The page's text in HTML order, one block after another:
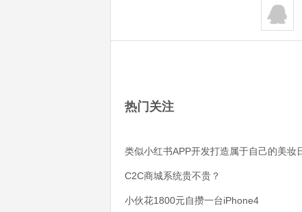
热门关注
类似小红书APP开发打造属于自己的美妆
C2C商城系统贵不贵？
小伙花1800元自攒一台iPhone4